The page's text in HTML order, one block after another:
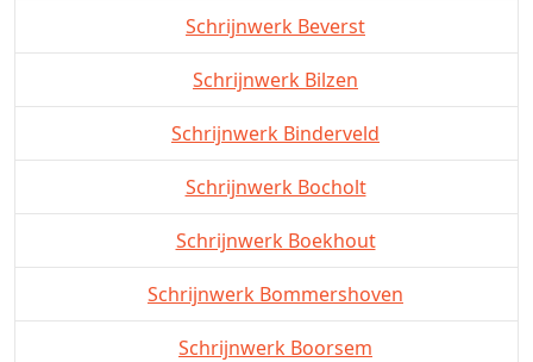
Schrijnwerk Beverst
Schrijnwerk Bilzen
Schrijnwerk Binderveld
Schrijnwerk Bocholt
Schrijnwerk Boekhout
Schrijnwerk Bommershoven
Schrijnwerk Boorsem